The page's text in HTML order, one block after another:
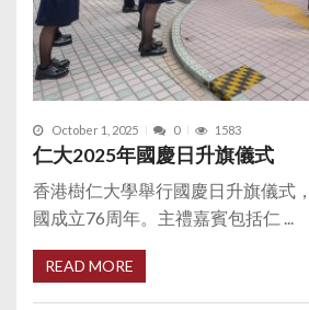
October 1, 2025 0 1583
仁大2025年國慶日升旗儀式
香港樹仁大學舉行國慶日升旗儀式
國成立76周年。主禮嘉賓包括仁 ...
READ MORE